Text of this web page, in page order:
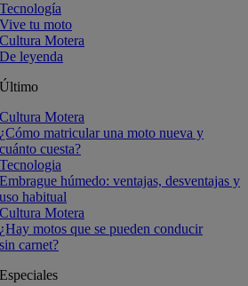
Tecnología
Vive tu moto
Cultura Motera
De leyenda
Último
Cultura Motera
¿Cómo matricular una moto nueva y
cuánto cuesta?
Tecnologia
Embrague húmedo: ventajas, desventajas y
uso habitual
Cultura Motera
¿Hay motos que se pueden conducir
sin carnet?
Especiales